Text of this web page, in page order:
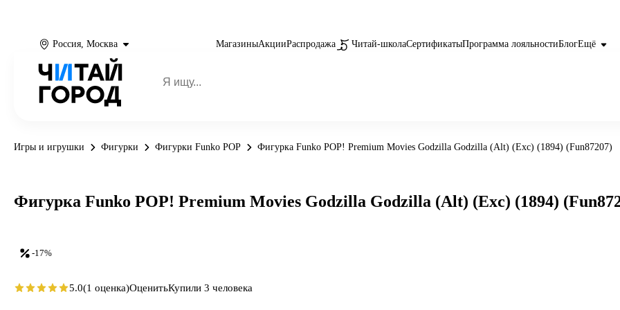
Россия, Москва МагазиныАкцииРаспродажа Читай-школаСертификатыПрограмма лояльностиБлогЕщё
Игры и игрушки Фигурки Фигурки Funko POP Фигурка Funko POP! Premium Movies Godzilla Godzilla (Alt) (Exc) (1894) (Fun87207)
-17%
Фигурка Funko POP! Premium Movies Godzilla Godzilla (Alt) (Exc) (1894)
5.0(1 оценка)ОценитьКупили 3 человека